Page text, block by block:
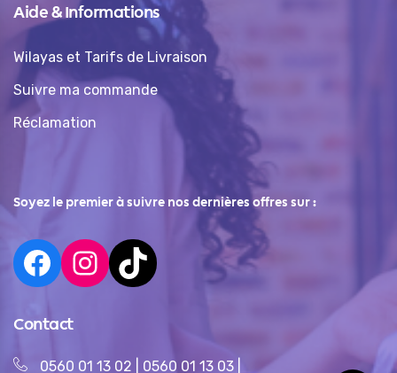
Aide & Informations
Wilayas et Tarifs de Livraison
Suivre ma commande
Réclamation
Soyez le premier à suivre nos dernières offres sur :
Contact
0560 01 13 02 0560 01 13 03